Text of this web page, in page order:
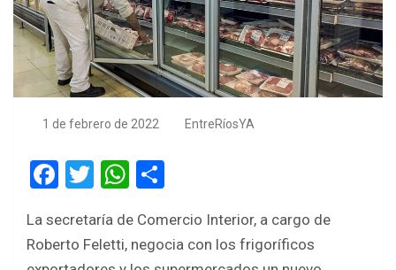
1 de febrero de 2022 EntreRíosYA
F
ce
b
T
tt
er
W
at
s
ar
e
La secretaría de Comercio Interior, a cargo de
Roberto Feletti, negocia con los frigoríficos